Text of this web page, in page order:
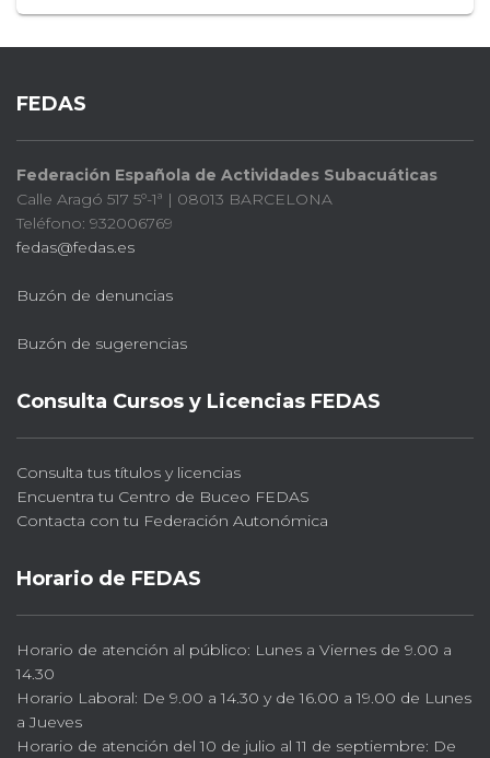
FEDAS
Federación Española de Actividades Subacuáticas
Calle Aragó 517 5º-1ª | 08013 BARCELONA
Teléfono: 932006769
fedas@fedas.es
Buzón de denuncias
Buzón de sugerencias
Consulta Cursos y Licencias FEDAS
Consulta tus títulos y licencias
Encuentra tu Centro de Buceo FEDAS
Contacta con tu Federación Autonómica
Horario de FEDAS
Horario de atención al público: Lunes a Viernes de 9.00 a
14.30
Horario Laboral: De 9.00 a 14.30 y de 16.00 a 19.00 de Lunes
a Jueves
Horario de atención del 10 de julio al 11 de septiembre: De